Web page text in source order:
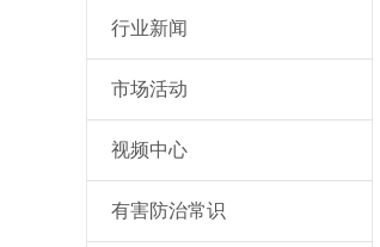
行业新闻
市场活动
视频中心
有害防治常识